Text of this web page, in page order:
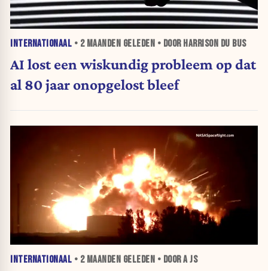
INTERNATIONAAL • 2 MAANDEN GELEDEN • DOOR HARRISON DU BUS
AI lost een wiskundig probleem op dat
al 80 jaar onopgelost bleef
INTERNATIONAAL • 2 MAANDEN GELEDEN • DOOR A JS